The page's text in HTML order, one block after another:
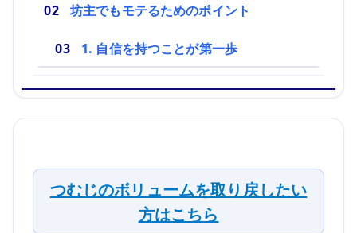
坊主でもモテるためのポイント
1. 自信を持つことが第一歩
つむじのボリュームを取り戻したい
方はこちら